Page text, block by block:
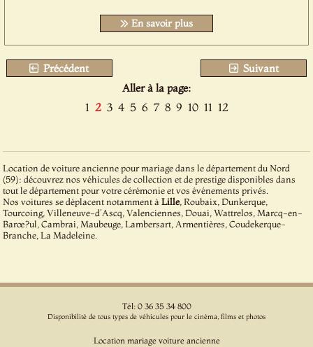
En savoir plus
Précédent
Suivant
Aller à la page:
1 2 3 4 5 6 7 8 9 10 11 12
Location de voiture ancienne pour mariage dans le département du Nord
(59): découvrez nos véhicules de collection et de prestige disponibles dans
tout le département pour votre cérémonie et vos événements privés.
Nos voitures se déplacent notamment àLille, Roubaix, Dunkerque,
Tourcoing, Villeneuve-d'Ascq, Valenciennes, Douai, Wattrelos, Marcq-en-
Barœ?ul, Cambrai, Maubeuge, Lambersart, Armentières, Coudekerque-
Branche, La Madeleine.
Tél: 0 36 35 34 800
Disponibilité de tous types de véhicules pour le cinéma, films et photos
Location mariage voiture ancienne